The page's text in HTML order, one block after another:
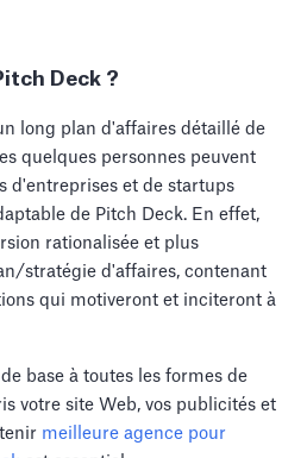
Deck ?
long plan d'affaires détaillé de
quelques personnes peuvent
d'entreprises et de startups
de Pitch Deck. En effet,
rationalisée et plus
stratégie d'affaires, contenant
qui motiveront et inciteront à
base à toutes les formes de
votre site Web, vos publicités et
meilleure agence pour